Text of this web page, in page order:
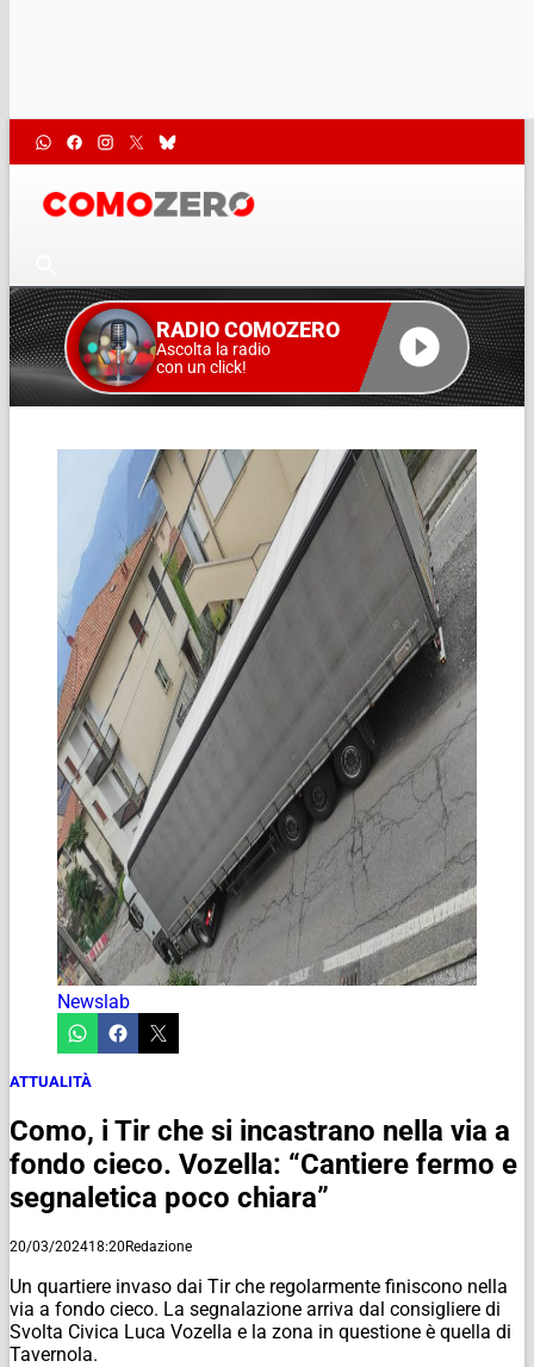
RADIO COMOZERO
Ascolta la radio
con un click!
Newslab
ATTUALITÀ
Como, i Tir che si incastrano nella via a
fondo cieco. Vozella: “Cantiere fermo e
segnaletica poco chiara”
20/03/202418:20Redazione
Un quartiere invaso dai Tir che regolarmente finiscono nella
via a fondo cieco. La segnalazione arriva dal consigliere di
Svolta Civica Luca Vozella e la zona in questione è quella di
Tavernola.